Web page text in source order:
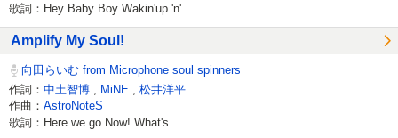
歌詞：Hey Baby Boy Wakin'up 'n'...
Amplify My Soul!
向田らいむ from Microphone soul spinners
作詞： 中土智博 MiNE
松井洋平
作曲： AstroNoteS
歌詞：Here we go Now! What's...